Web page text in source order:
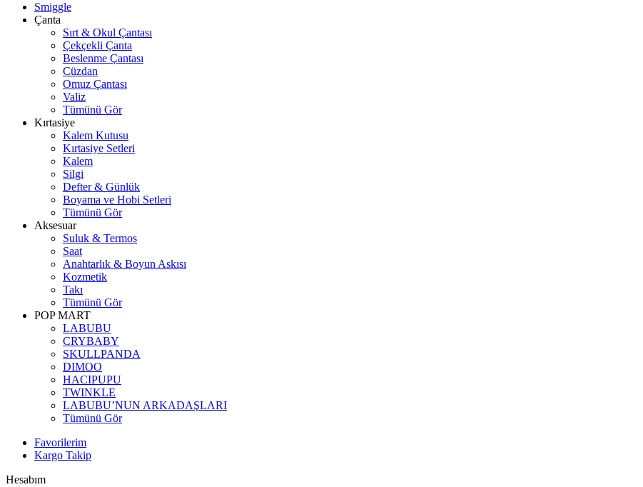
Smiggle
Çanta
Sırt & Okul Çantası
Çekçekli Çanta
Beslenme Çantası
Cüzdan
Omuz Çantası
Valiz
Tümünü Gör
Kırtasiye
Kalem Kutusu
Kırtasiye Setleri
Kalem
Silgi
Defter & Günlük
Boyama ve Hobi Setleri
Tümünü Gör
Aksesuar
Suluk & Termos
Saat
Anahtarlık & Boyun Askısı
Kozmetik
Takı
Tümünü Gör
POP MART
LABUBU
CRYBABY
SKULLPANDA
DIMOO
HACIPUPU
TWINKLE
LABUBU’NUN ARKADAŞLARI
Tümünü Gör
Favorilerim
Kargo Takip
Hesabım